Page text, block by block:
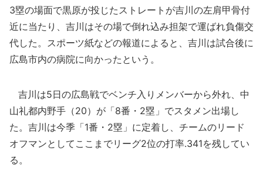
3塁の場面で黒原が投じたストレートが吉川の左肩甲骨付
近に当たり、吉川はその場で倒れ込み担架で運ばれ負傷交
代した。スポーツ紙などの報道によると、吉川は試合後に
広島市内の病院に向かったという。
吉川は5日の広島戦でベンチ入りメンバーから外れ、中
山礼都内野手（20）が「8番・2塁」でスタメン出場し
た。吉川は今季「1番・2塁」に定着し、チームのリード
オフマンとしてここまでリーグ2位の打率.341を残してい
る。